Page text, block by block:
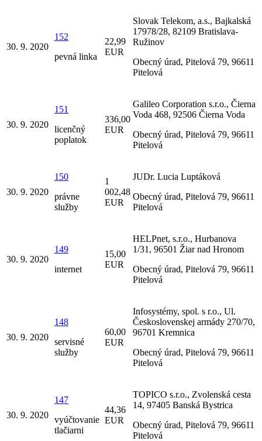
30. 9. 2020
152
pevná linka
22,99
EUR
Slovak Telekom, a.s., Bajkalská
17978/28, 82109 Bratislava-
Ružinov
Obecný úrad, Pitelová 79, 96611
Pitelová
30. 9. 2020
151
licenčný
poplatok
336,00
EUR
Galileo Corporation s.r.o., Čierna
Voda 468, 92506 Čierna Voda
Obecný úrad, Pitelová 79, 96611
Pitelová
30. 9. 2020
150
právne
služby
1
002,48
EUR
JUDr. Lucia Luptáková
Obecný úrad, Pitelová 79, 96611
Pitelová
30. 9. 2020
149
internet
15,00
EUR
HELPnet, s.r.o., Hurbanova
1/31, 96501 Žiar nad Hronom
Obecný úrad, Pitelová 79, 96611
Pitelová
30. 9. 2020
148
servisné
služby
60,00
EUR
Infosystémy, spol. s r.o., Ul.
Československej armády 270/70,
96701 Kremnica
Obecný úrad, Pitelová 79, 96611
Pitelová
30. 9. 2020
147
vyúčtovanie
tlačiarni
44,36
EUR
TOPICO s.r.o., Zvolenská cesta
14, 97405 Banská Bystrica
Obecný úrad, Pitelová 79, 96611
Pitelová